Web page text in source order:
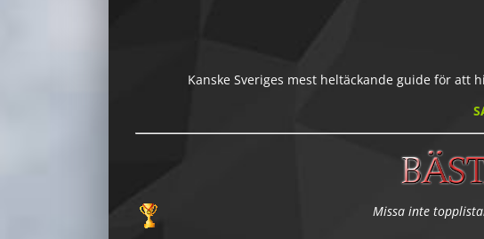
Kanske Sveriges mest heltäckande guide för
Missa inte